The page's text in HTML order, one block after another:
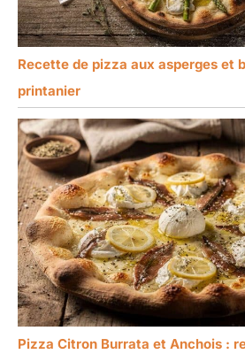
Recette de pizza aux asperges et
printanier
Pizza Citron Burrata et Anchois :